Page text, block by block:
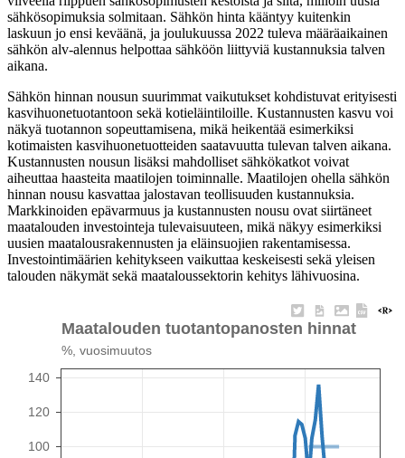
sähkösopimuksia solmitaan. Sähkön hinta kääntyy kuitenkin
laskuun jo ensi keväänä, ja joulukuussa 2022 tuleva määräaikainen
sähkön alv-alennus helpottaa sähköön liittyviä kustannuksia talven
aikana.
Sähkön hinnan nousun suurimmat vaikutukset kohdistuvat erityisesti
kasvihuonetuotantoon sekä kotieläintiloille. Kustannusten kasvu voi
näkyä tuotannon sopeuttamisena, mikä heikentää esimerkiksi
kotimaisten kasvihuonetuotteiden saatavuutta tulevan talven aikana.
Kustannusten nousun lisäksi mahdolliset sähkökatkot voivat
aiheuttaa haasteita maatilojen toiminnalle. Maatilojen ohella sähkön
hinnan nousu kasvattaa jalostavan teollisuuden kustannuksia.
Markkinoiden epävarmuus ja kustannusten nousu ovat siirtäneet
maatalouden investointeja tulevaisuuteen, mikä näkyy esimerkiksi
uusien maatalousrakennusten ja eläinsuojien rakentamisessa.
Investointimäärien kehitykseen vaikuttaa keskeisesti sekä yleisen
talouden näkymät sekä maataloussektorin kehitys lähivuosina.